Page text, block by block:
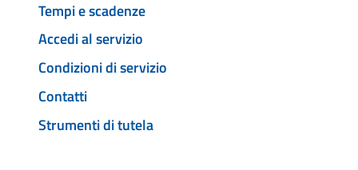
Tempi e scadenze
Accedi al servizio
Condizioni di servizio
Contatti
Strumenti di tutela